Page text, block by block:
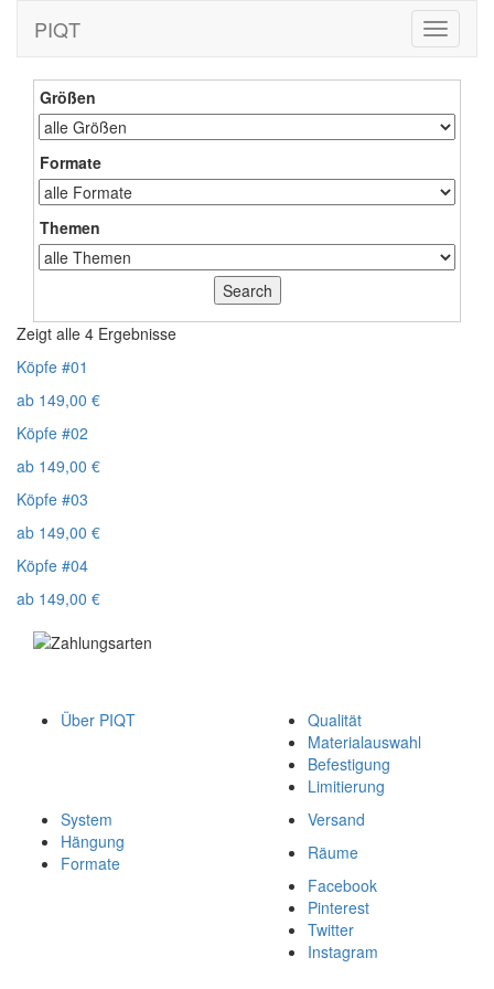
Toggle
PIQT
Größen
Formate
Themen
Zeigt alle 4 Ergebnisse
Köpfe #01
ab 149,00 €
Köpfe #02
ab 149,00 €
Köpfe #03
ab 149,00 €
Köpfe #04
ab 149,00 €
Über PIQT
Qualität
Materialauswahl
Befestigung
Limitierung
System
Hängung
Formate
Versand
Räume
Facebook
Pinterest
Twitter
Instagram